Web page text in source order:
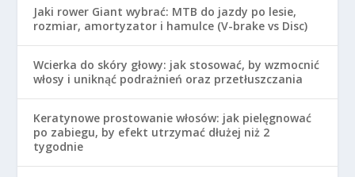
Jaki rower Giant wybrać: MTB do jazdy po lesie,
rozmiar, amortyzator i hamulce (V-brake vs Disc)
Wcierka do skóry głowy: jak stosować, by wzmocnić
włosy i uniknąć podrażnień oraz przetłuszczania
Keratynowe prostowanie włosów: jak pielęgnować
po zabiegu, by efekt utrzymać dłużej niż 2
tygodnie